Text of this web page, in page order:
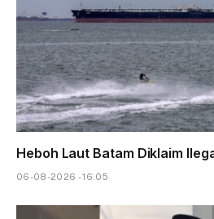
Heboh Laut Batam Diklaim
06-08-2026 - 16.05